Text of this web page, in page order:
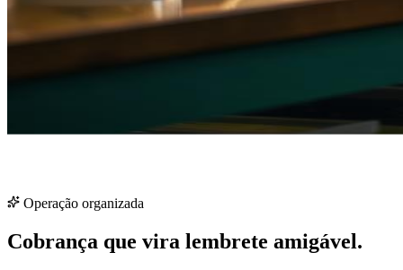
Operação organizada
Cobrança que vira lembrete amigável.